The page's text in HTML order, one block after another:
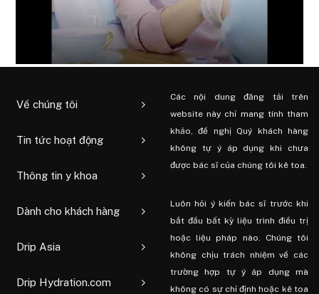
Về chúng tôi
Tin tức hoạt động
Thông tin y khoa
Dành cho khách hàng
Drip Asia
Drip Hydration.com
Các nội dung đăng tải trên
website này chỉ mang tính tham
khảo, đề nghị Quý khách hàng
không tự ý áp dụng khi chưa
được bác sĩ của chúng tôi kê toa.
Luôn hỏi ý kiến ​​bác sĩ trước khi
bắt đầu bất kỳ liệu trình điều trị
hoặc liệu pháp nào. Chúng tôi
không chịu trách nhiệm về các
trường hợp tự ý áp dụng mà
không có sự chỉ định hoặc kê toa